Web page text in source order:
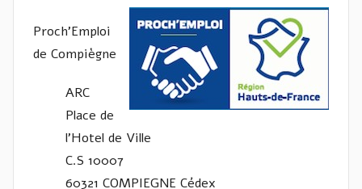
Proch’Emploi
de Compiègne
ARC
Place de
l’Hotel de Ville
C.S 10007
60321 COMPIEGNE Cédex